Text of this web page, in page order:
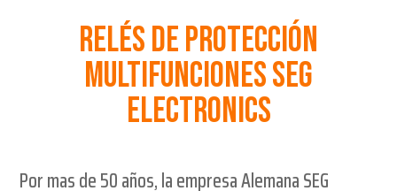
RELÉS DE PROTECCIÓN
MULTIFUNCIONES SEG
ELECTRONICS
Por mas de 50 años, la empresa Alemana SEG